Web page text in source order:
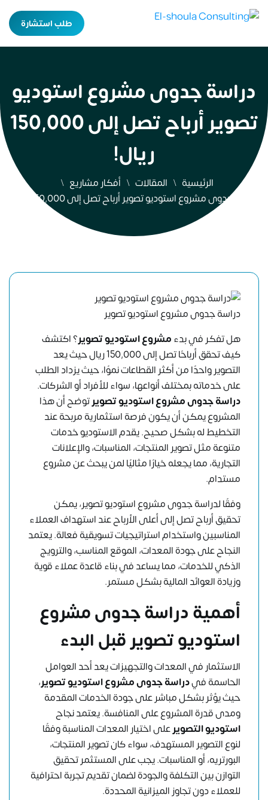
طلب استشارة
دراسة جدوى مشروع استوديو
تصوير أرباح تصل إلى 150,000
ريال!
الرئيسية المقالات
أفكار مشاريع
دراسة جدوى مشروع استوديو تصوير أرباح تصل إلى 150,000 ريال!
دراسة جدوى مشروع استوديو تصوير
هل تفكر في بدءمشروع استوديو تصوير؟ اكتشف
كيف تحقق أرباحًا تصل إلى 150,000 ريال حيث يعد
التصوير واحدًا من أكثر القطاعات نموًا، حيث يزداد الطلب
على خدماته بمختلف أنواعها، سواء للأفراد أو الشركات.
دراسة جدوى مشروع استوديو تصويرتوضح أن هذا
المشروع يمكن أن يكون فرصة استثمارية مربحة عند
التخطيط له بشكل صحيح. يقدم الاستوديو خدمات
متنوعة مثل تصوير المنتجات، المناسبات، والإعلانات
التجارية، مما يجعله خيارًا مثاليًا لمن يبحث عن مشروع
مستدام.
وفقًا لدراسة جدوى مشروع استوديو تصوير، يمكن
تحقيق أرباح تصل إلى أعلى الأرباح عند استهداف العملاء
المناسبين واستخدام استراتيجيات تسويقية فعالة. يعتمد
النجاح على جودة المعدات، الموقع المناسب، والترويج
الذكي للخدمات، مما يساعد في بناء قاعدة عملاء قوية
وزيادة العوائد المالية بشكل مستمر.
أهمية دراسة جدوى مشروع
استوديو تصوير قبل البدء
الاستثمار في المعدات والتجهيزات يعد أحد العوامل
الحاسمة فيدراسة جدوى مشروع استوديو تصوير،
حيث يؤثر بشكل مباشر على جودة الخدمات المقدمة
ومدى قدرة المشروع على المنافسة. يعتمد نجاح
استوديو التصويرعلى اختيار المعدات المناسبة وفقًا
لنوع التصوير المستهدف، سواء كان تصوير المنتجات،
البورتريه، أو المناسبات. يجب على المستثمر تحقيق
التوازن بين التكلفة والجودة لضمان تقديم تجربة احترافية
للعملاء دون تجاوز الميزانية المحددة.